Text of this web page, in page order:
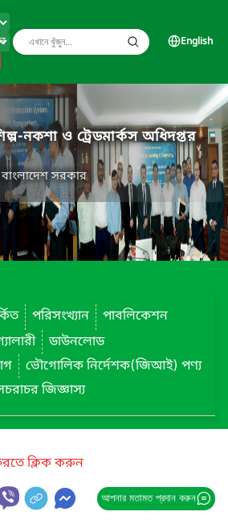
English
নকশা ও ট্রেডমার্কস অধিদপ্তর
বাংলাদেশ সরকার
পরিসংখ্যান
পাবলিকেশন
ডাউনলোড
ভৌগোলিক নির্দেশক(জিআই) পণ্য
জিজ্ঞাস্য
ক্লিক করুন
আপনার মতামত প্রদান করুন